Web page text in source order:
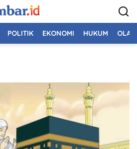
POLITIK EKONOMI HUKUM